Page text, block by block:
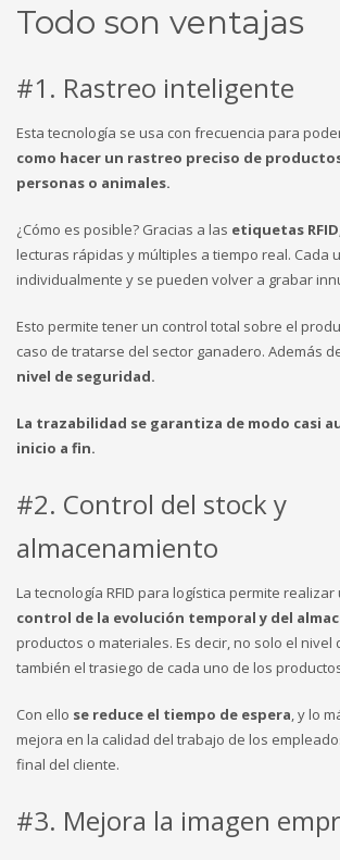
Todo son ventajas
#1. Rastreo inteligente
Esta tecnología se usa con frecuencia para
como hacer un rastreo preciso de
personas o animales.
¿Cómo es posible? Gracias a las etiquetas
lecturas rápidas y múltiples a tiempo real. Cada
individualmente y se pueden volver a grabar
Esto permite tener un control total sobre el
caso de tratarse del sector ganadero. Además
nivel de seguridad.
La trazabilidad se garantiza de modo casi
inicio a fin.
#2. Control del stock y
almacenamiento
La tecnología RFID para logística permite realizar
control de la evolución temporal y del
productos o materiales. Es decir, no solo el nivel
también el trasiego de cada uno de los
Con ello se reduce el tiempo de espera, y lo
mejora en la calidad del trabajo de los
final del cliente.
#3. Mejora la imagen